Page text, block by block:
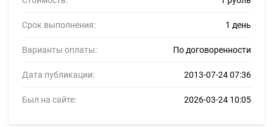
Срок выполнения: 1 день
Варианты оплаты: По договоренности
Дата публикации: 2013-07-24 07:36
Был на сайте: 2026-03-24 10:05